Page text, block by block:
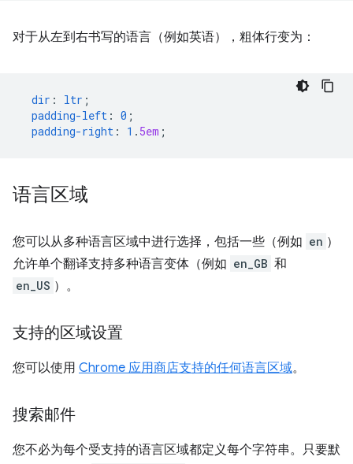
对于从左到右书写的语言（例如英语），粗体行变为：
dir : ltr ;
padding-left : 0 ;
padding-right : 1 . 5em ;
语言区域
您可以从多种语言区域中进行选择，包括一些（例如 en ）
允许单个翻译支持多种语言变体（例如 en_GB 和
en_US ）。
支持的区域设置
您可以使用 Chrome 应用商店支持的任何语言区域。
搜索邮件
您不必为每个受支持的语言区域都定义每个字符串。只要默